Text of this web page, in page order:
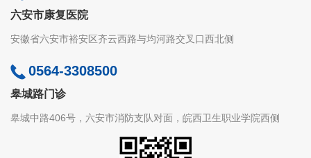
六安市康复医院
安徽省六安市裕安区齐云西路与均河路交叉口西北侧
0564-3308500
皋城路门诊
皋城中路406号，六安市消防支队对面，皖西卫生职业学院西侧